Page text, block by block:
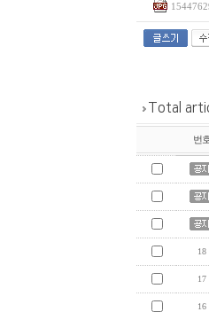
Total
번
18
17
16